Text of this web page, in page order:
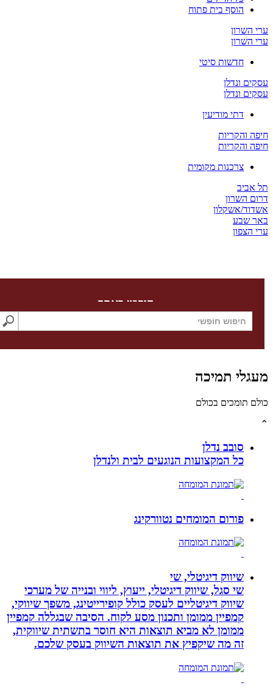
הוסף בית פתוח
השרון
השרון
חדשות סיטי
ונדלן
ונדלן
דתי מודיעין
והקריות
והקריות
צרכנות מקומית
אביב
השרון
אשקלון
שבע
הצפון
חיפוש באתר
תמיכה
תומכים בכולם
סובב נדלן
כל המקצועות הנוגעים לבית ולנדלן
פורום המומחים נטוורקינג
שיווק דיגיטלי, שי
שי סגל, שיווק דיגיטלי, ייעוץ, ליווי ובנייה של מערכי
שיווק דיגיטליים לעסק כולל קופירייטינג, משפך שיווקי,
קמפיין ממומן ותכנון מסע לקוח. הסיבה שבגללה קמפיין
ממומן לא מביא תוצאות היא חוסר בתשתית שיווקית,
זה מה שיקפיץ את תוצאות השיווק בעסק שלכם.